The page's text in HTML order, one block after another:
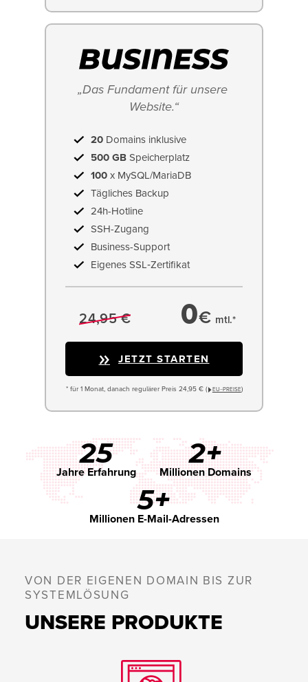
„Das Fundament für unsere
Website.“
20 Domains inklusive
500 GB Speicherplatz
100 x MySQL/MariaDB
Tägliches Backup
24h-Hotline
SSH-Zugang
Business-Support
Eigenes SSL‑Zertifikat
24,95 € 0€ mtl.*
JETZT STARTEN
* für 1 Monat, danach regulärer Preis 24,95 € ( EU−PREISE)
25
Jahre Erfahrung
2+
Millionen Domains
5+
Millionen E-Mail-Adressen
VON DER EIGENEN DOMAIN BIS ZUR
SYSTEMLÖSUNG
UNSERE PRODUKTE